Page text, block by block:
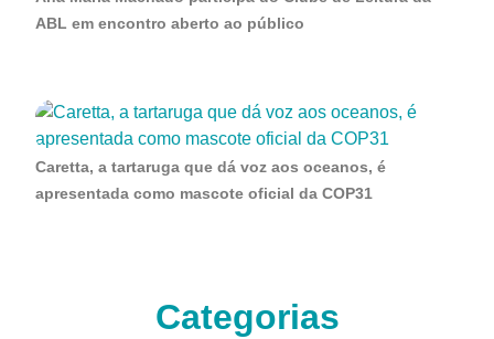
ABL em encontro aberto ao público
Caretta, a tartaruga que dá voz aos oceanos, é
apresentada como mascote oficial da COP31
Categorias